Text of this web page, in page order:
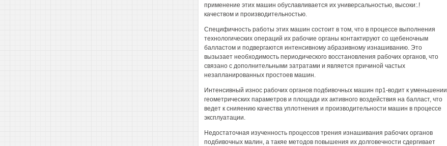
применение этих машин обуславливается их универсальностью, высоки:.!
качеством и производительностью.
Специфичность работы этих машин состоит в том, что в процессе выполнения
технологических операций их рабочие органы контактируют со щебеночным
балластом и подвергаются интенсивному абразивному изнашиванию. Это
вызызает необходимость периодического восстановления рабочих органов, что
связано с дополнительными затратами и является причиной частых
незапланированных простоев машин.
Интенсивный износ рабочих органов подбивочных машин пр1-водит к уменьшении
геометрических параметров и площади их активного воздействия на балласт, что
ведет к снияению качества уплотнения и производительности машин в процессе
эксплуатации.
Недостаточная изученность процессов трения изнашивания рабочих органов
подбивочных малин, а такяе методов повышения их долговечности сдергивает